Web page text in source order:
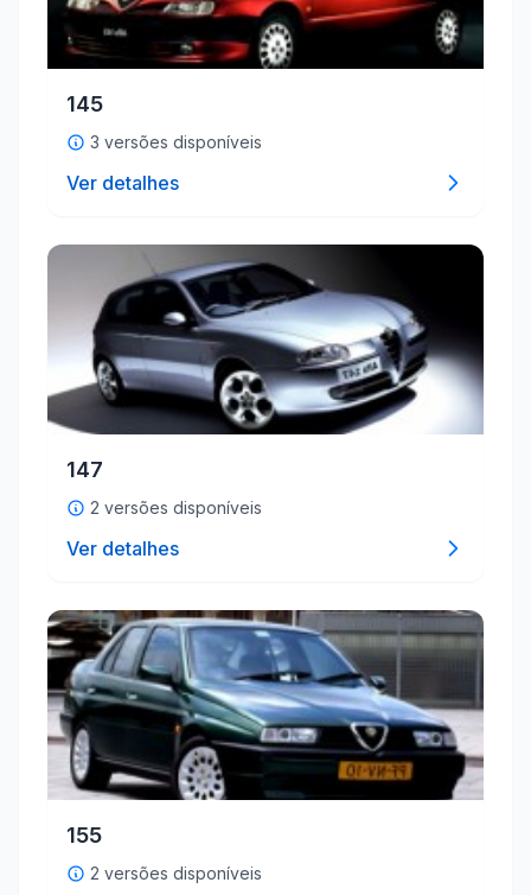
145
3 versões disponíveis
Ver detalhes
147
2 versões disponíveis
Ver detalhes
155
2 versões disponíveis